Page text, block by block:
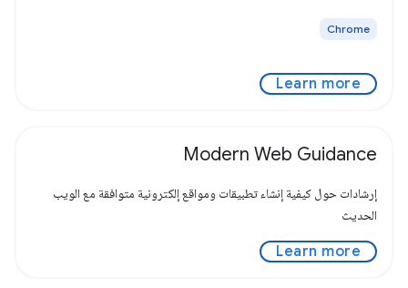
Chrome
Learn more
Modern Web Guidance
إرشادات حول كيفية إنشاء تطبيقات ومواقع إلكترونية متوافقة مع الويب
الحديث
Learn more